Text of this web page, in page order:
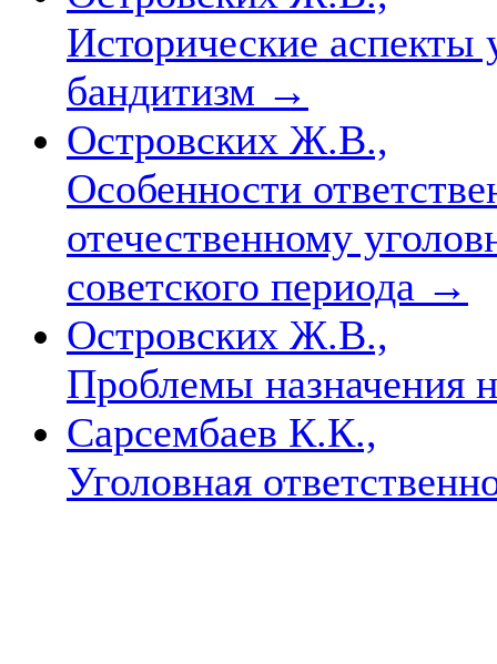
Исторические аспекты
бандитизм →
Островских Ж.В.,
Особенности
отечественному
советского периода →
Островских Ж.В.,
Проблемы назначения
Сарсембаев К.К.,
Уголовная